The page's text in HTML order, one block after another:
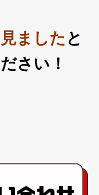
ました と
さい！